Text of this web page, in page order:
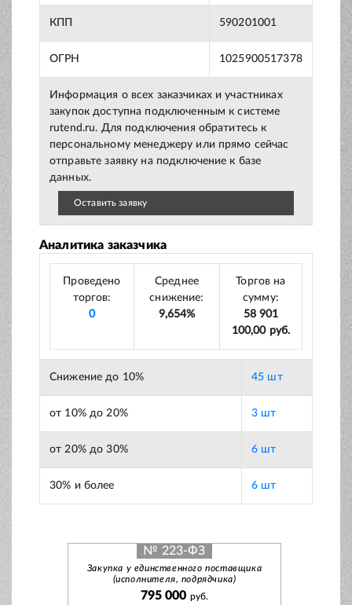
КПП 590201001
ОГРН 1025900517378
Информация о всех заказчиках и участниках
закупок доступна подключенным к системе
rutend.ru. Для подключения обратитесь к
персональному менеджеру или прямо сейчас
отправьте заявку на подключение к базе
данных.
Оставить заявку
Аналитика заказчика
Проведено
торгов:
0
Среднее
снижение:
9,654%
Торгов на
сумму:
58 901
100,00 руб.
Снижение до 10% 45 шт
от 10% до 20% 3 шт
от 20% до 30% 6 шт
30% и более 6 шт
№ 223-ФЗ
Закупка у единственного поставщика
(исполнителя, подрядчика)
795 000 руб.